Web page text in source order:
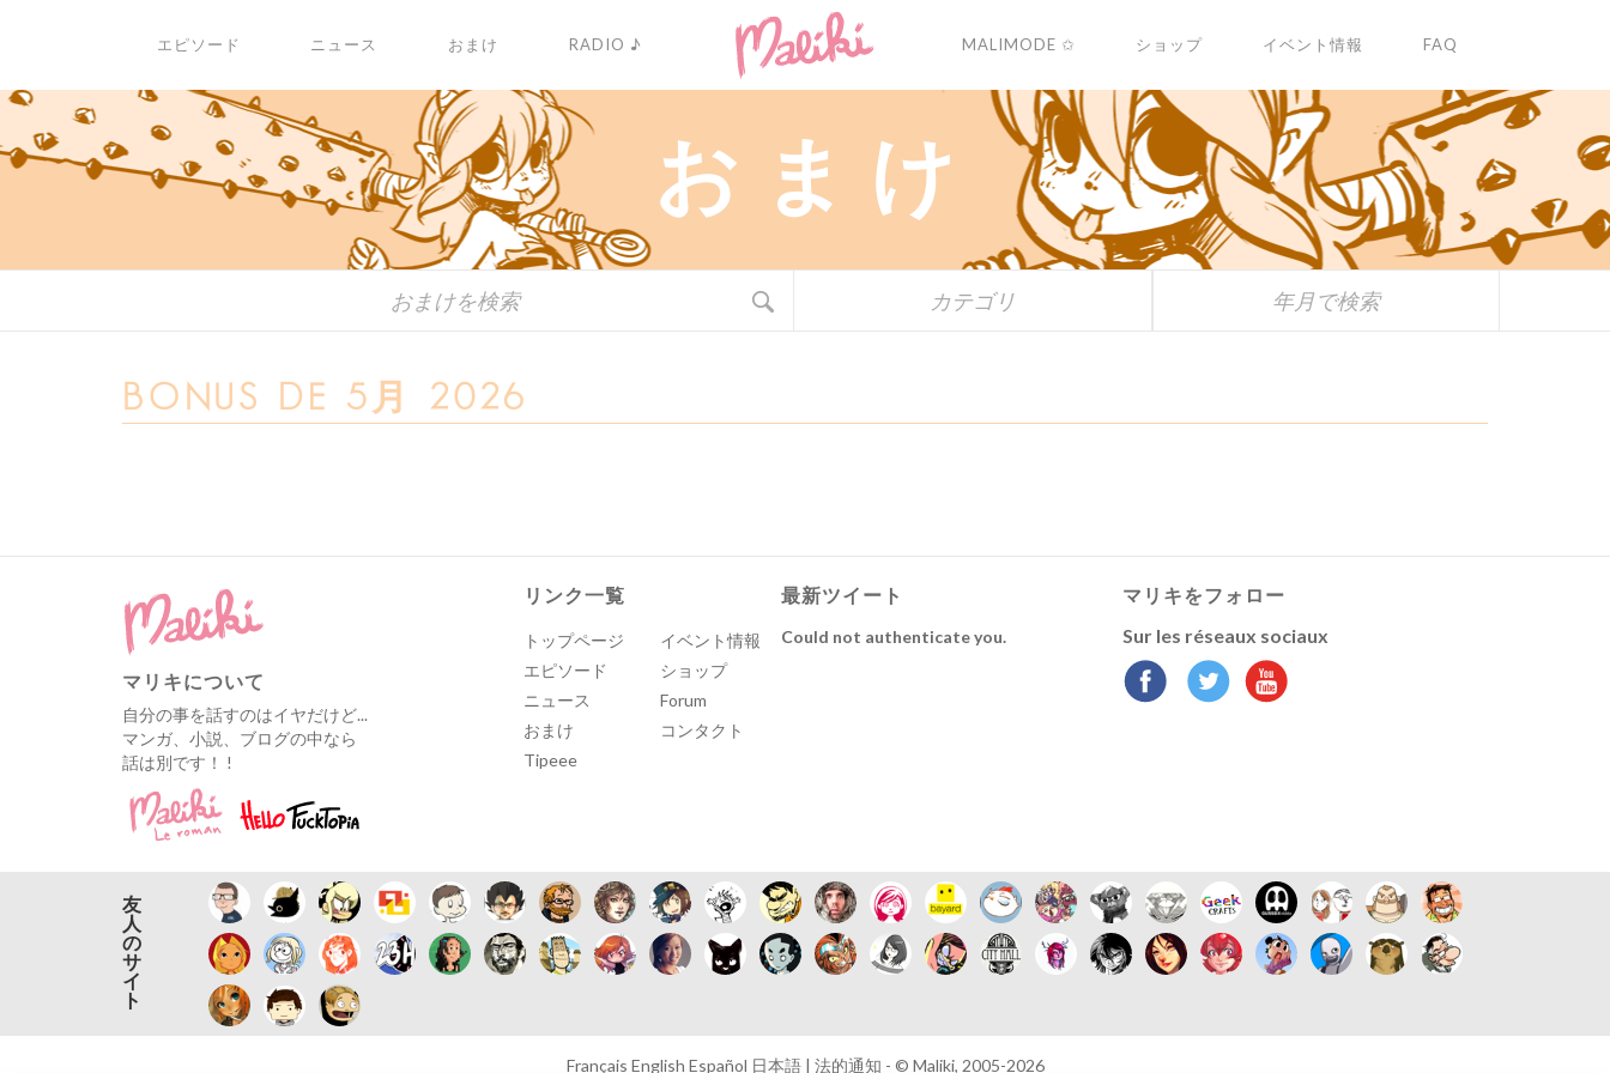
エピソード ニュース おまけ RADIO ♪ MALIMODE ✩ ショップ イベント情報 FAQ
お ま け
カテゴリ 年月で検索
BONUS DE 5月 2026
マリキについて
自分の事を話すのはイヤだけど...
マンガ、小説、ブログの中なら
話は別です！ !
リンク一覧
トップページ
エピソード
ニュース
おまけ
Tipeee
イベント情報
ショップ
Forum
コンタクト
最新ツイート
Could not authenticate you.
マリキをフォロー
Sur les réseaux sociaux
友
人
の
サ
イ
ト
Français English Español 日本語 | 法的通知 - © Maliki, 2005-2026